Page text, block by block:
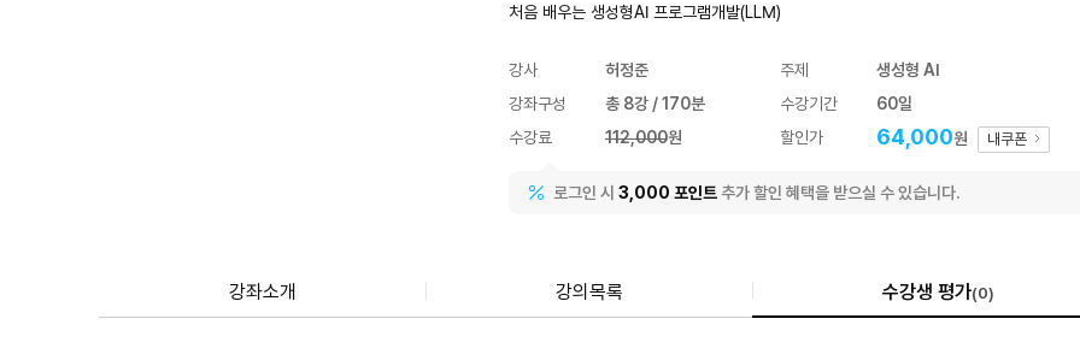
처음 배우는 생성형AI 프로그램개발(LLM)
강사 허정준 주제
생성형 AI
강좌구성
총 8강 / 170분 수강기간
60일
수강료
112,000원 할인가 64,000원 내쿠폰
로그인 시 3,000 포인트추가 할인 혜택을 받으실 수 있습니다.
강좌소개 강의목록 수강생 평가(0)